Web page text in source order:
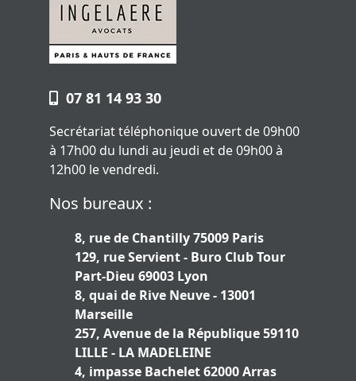
07 81 14 93 30
Secrétariat téléphonique ouvert de 09h00
à 17h00 du lundi au jeudi et de 09h00 à
12h00 le vendredi.
Nos bureaux :
8, rue de Chantilly 75009 Paris
129, rue Servient - Buro Club Tour
Part-Dieu 69003 Lyon
8, quai de Rive Neuve - 13001
Marseille
257, Avenue de la République 59110
LILLE - LA MADELEINE
4, impasse Bachelet 62000 Arras